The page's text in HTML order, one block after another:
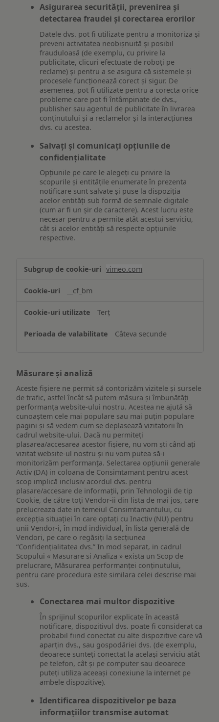
Asigurarea securității, prevenirea și
detectarea fraudei și corectarea erorilor
Datele dvs. pot fi utilizate pentru a monitoriza și
preveni activitatea neobișnuită și posibil
frauduloasă (de exemplu, cu privire la
publicitate, clicuri efectuate de roboți pe
reclame) și pentru a se asigura că sistemele și
procesele funcționează corect și sigur. De
asemenea, pot fi utilizate pentru a corecta orice
probleme care pot fi întâmpinate de dvs.,
publisher sau agentul de publicitate în livrarea
conținutului și a reclamelor și la interacțiunea
dvs. cu acestea.
Salvați și comunicați opțiunile de
confidențialitate
Opțiunile pe care le alegeți cu privire la
scopurile și entitățile enumerate în prezenta
notificare sunt salvate și puse la dispoziția
acelor entități sub formă de semnale digitale
(cum ar fi un șir de caractere). Acest lucru este
necesar pentru a permite atât acestui serviciu,
cât și acelor entități să respecte opțiunile
respective.
Asigurarea
funcționalităților
website-
ului
vimeo.com
__cf_bm
Terț
Câteva secunde
Măsurare și analiză
Aceste fișiere ne permit să contorizăm vizitele și sursele
de trafic, astfel încât să putem măsura și îmbunătăți
performanța website-ului nostru. Acestea ne ajută să
cunoaștem cele mai populare sau mai puțin populare
pagini și să vedem cum se deplasează vizitatorii în
cadrul website-ului. Dacă nu permiteți
plasarea/accesarea acestor fișiere, nu vom ști când ați
vizitat website-ul nostru și nu vom putea să-i
monitorizăm performanța. Selectarea opțiunii generale
Activ (DA) in coloana de Consimtamant pentru acest
scop implică inclusiv acordul dvs. pentru
plasare/accesare de informații, prin Tehnologii de tip
Cookie, de către toți Vendor-ii din lista de mai jos, care
prelucreaza date in temeiul Consimtamantului, cu
excepția situației în care optați cu Inactiv (NU) pentru
unii Vendor-i, în mod individual, în lista generală de
Vendori, pe care o regăsiți la secțiunea
“Confidențialitatea dvs.” In mod separat, in cadrul
Scopului « Masurare si Analiza » exista un Scop de
prelucrare, Măsurarea performanței conținutului,
pentru care procedura este similara celei descrise mai
sus.
Conectarea mai multor dispozitive
În sprijinul scopurilor explicate în această
notificare, dispozitivul dvs. poate fi considerat ca
probabil fiind conectat cu alte dispozitive care vă
aparțin dvs., sau gospodăriei dvs. (de exemplu,
deoarece sunteți conectat la același serviciu atât
pe telefon, cât și pe computer sau deoarece
puteți utiliza aceeași conexiune la internet pe
ambele dispozitive).
Identificarea dispozitivelor pe baza
informațiilor transmise automat